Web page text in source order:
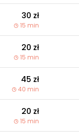
30 zł
15 min
20 zł
15 min
45 zł
40 min
20 zł
15 min